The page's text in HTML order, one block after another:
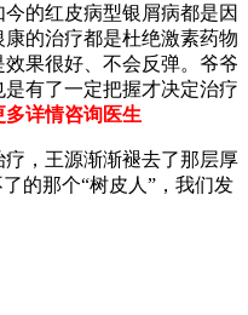
的红皮病型银屑病都是因
的治疗都是杜绝激素药物
果很好、不会反弹。爷爷
有了一定把握才决定治疗
详情咨询医生
，王源渐渐褪去了那层厚
的那个“树皮人”，我们发